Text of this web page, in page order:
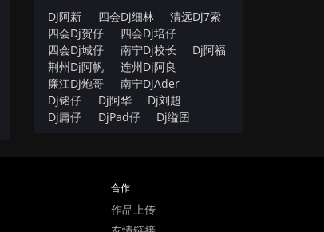
Dj阿新 四会Dj细林
清远Dj7索
四会Dj贺仔
四会Dj培仔
四会Dj城仔
南宁Dj校长
Dj阿福
荆州Dj阿帆
连州Dj阿良
廉江Dj炮哥
南宁DjAder
Dj铭仔
Dj阿华
Dj刘超
Dj庸仔
DjPad仔 Dj缢囝
合作
作品上传